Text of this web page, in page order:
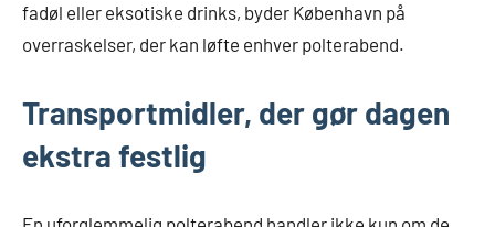
fadøl eller eksotiske drinks, byder København på
overraskelser, der kan løfte enhver polterabend.
Transportmidler, der gør dagen
ekstra festlig